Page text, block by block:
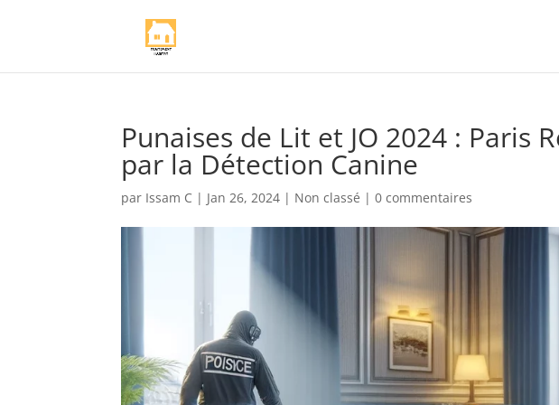
Punaises de Lit et JO 2024 : Paris
par la Détection Canine
par Issam C | Jan 26, 2024 | Non classé |0 commentaires